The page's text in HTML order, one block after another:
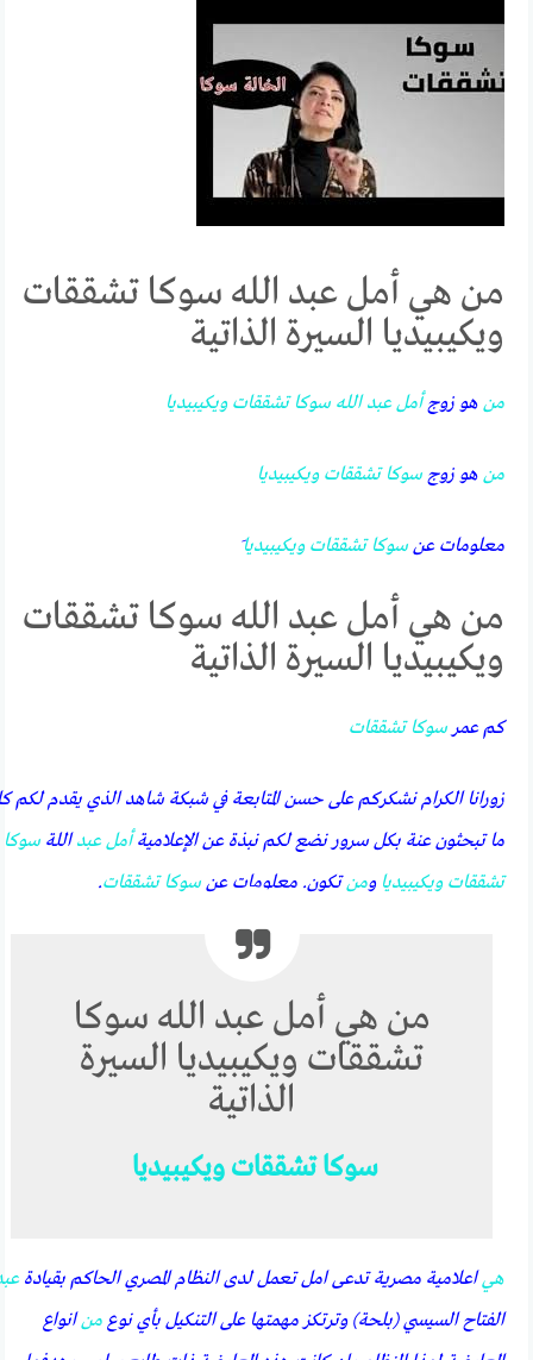
من هي أمل عبد الله سوكا تشققات
ويكيبيديا السيرة الذاتية
من هو زوجأمل عبد الله سوكا تشققات ويكيبيديا
من هو زوجسوكا تشققات ويكيبيديا
معلومات عنسوكا تشققات ويكيبيدياَ
من هي أمل عبد الله سوكا تشققات
ويكيبيديا السيرة الذاتية
كم عمرسوكا تشققات
زورانا الكرام نشكركم على حسن المتابعة في شبكة شاهد الذي يقدم لكم
ما تبحثون عنة بكل سرور نضع لكم نبذة عن الإعلاميةأمل عبداللةسوكا
تشققات ويكيبيديا ومنتكون. معلومات عنسوكا تشققات.
من هي أمل عبد الله سوكا
تشققات ويكيبيديا السيرة
الذاتية
سوكا تشققات ويكيبيديا
هياعلامية مصرية تدعى امل تعمل لدى النظام المصري الحاكم بقيادة
الفتاح السيسي (بلحة) وترتكز مهمتها على التنكيل بأي نوعمنانواع